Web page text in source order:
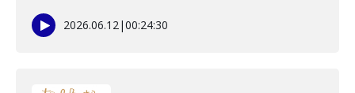
2026.06.12|00:24:30